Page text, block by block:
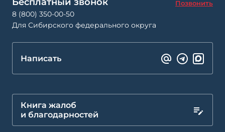
Позвонить
8 (800) 350-00-50
Для Сибирского федерального округа
Написать
Книга жалоб
и благодарностей